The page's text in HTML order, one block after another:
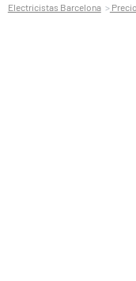
Electricistas Barcelona